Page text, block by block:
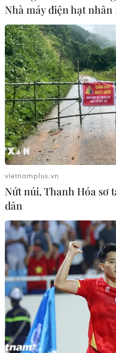
TIN CÙNG CHUYÊN
Cảnh sát giao thông triển
dịch nâng cao kỹ năng lái
gắn máy
07/08/2026 14:37
Tháng 12/2026 hoàn thành
đoạn cao tốc Thành phố
Nhà máy điện hạt
vietnamplus.vn
Nứt núi, Thanh Hóa sơ
dân